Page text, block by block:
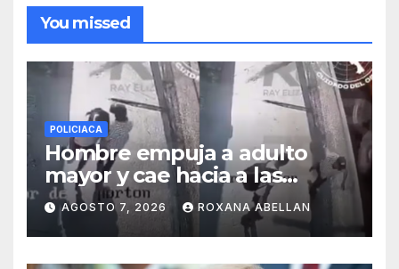
You missed
POLICIACA
Hombre empuja a adulto
mayor y cae hacia a las
ruedas de tráiler en
Monterrey
AGOSTO 7, 2026 ROXANA ABELLAN